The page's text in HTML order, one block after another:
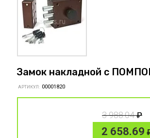
Замок накладной с
АРТИКУЛ: 00001820
3 988.04
2 658.69